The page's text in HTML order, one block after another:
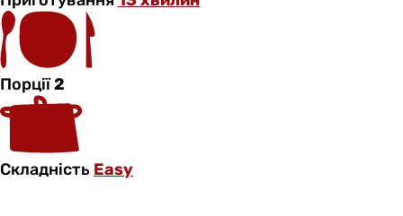
Порції2
Складність Easy